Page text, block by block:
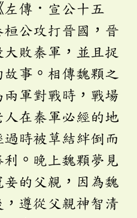
左傳．宣公十五
公攻打晉國，晉
敗秦軍，並且捉
事。相傳魏顆之
軍對戰時，戰場
人在秦軍必經的地
時被草結絆倒而
。晚上魏顆夢見
的父親，因為魏
遵從父親神智清